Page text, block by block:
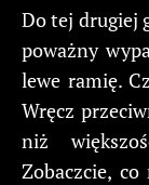
Do tej drugiej
poważny
lewe ramię.
Wręcz
niż
Zobaczcie,